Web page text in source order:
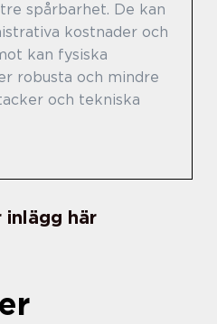
spårbarhet. De kan
kostnader och
kan fysiska
robusta och mindre
och tekniska
inlägg här